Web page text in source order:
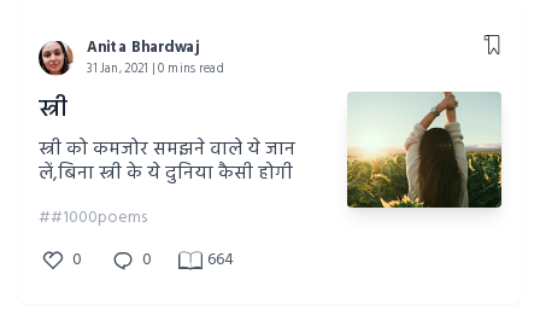
Anita Bhardwaj
31 Jan, 2021 | 0 mins read
स्त्री
स्त्री को कमजोर समझने वाले ये जान
लें,बिना स्त्री के ये दुनिया कैसी होगी
##1000poems
0
0 664